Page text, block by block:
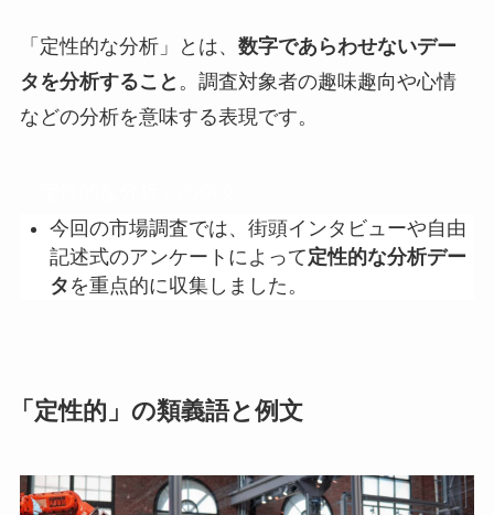
「定性的な分析」とは、 数字であらわせないデー
タを分析すること 。調査対象者の趣味趣向や心情
などの分析を意味する表現です。
今回の市場調査では、街頭インタビューや自由
記述式のアンケートによって定性的な分析デー
タ を重点的に収集しました。
「定性的」の類義語と例文